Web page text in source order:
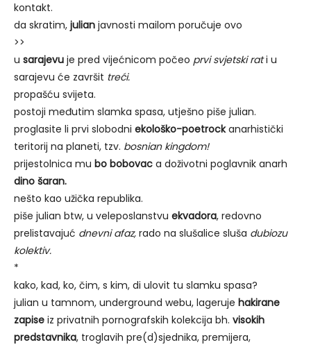
kontakt.
da skratim, julian javnosti mailom poručuje ovo
>>
u sarajevu je pred vijećnicom počeo prvi svjetski rati u
sarajevu će završit treći.
propašću svijeta.
postoji međutim slamka spasa, utješno piše julian.
proglasite li prvi slobodni ekološko-poetrockanarhistički
teritorij na planeti, tzv. bosnian kingdom!
prijestolnica mu bo bobovac a doživotni poglavnik anarh
dino šaran.
nešto kao užička republika.
piše julian btw, u veleposlanstvu ekvadora, redovno
prelistavajuć dnevni afaz, rado na slušalice sluša dubiozu
kolektiv.
*
kako, kad, ko, čim, s kim, di ulovit tu slamku spasa?
julian u tamnom, underground webu, lageruje hakirane
zapise iz privatnih pornografskih kolekcija bh. visokih
predstavnika, troglavih pre(d)sjednika, premijera,